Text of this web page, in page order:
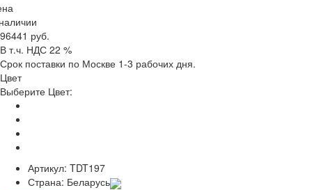
96441 руб.
В т.ч. НДС 22 %
Срок поставки по Москве 1-3 рабочих дня.
Цвет
Выберите Цвет:
Артикул: TDT197
Страна: Беларусь